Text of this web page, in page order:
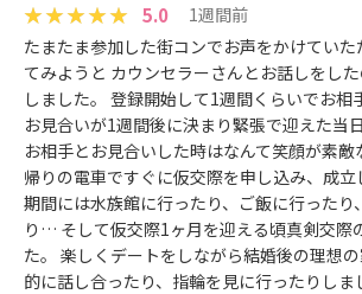
5.0
1週間前
たまたま参加した街コンでお声をかけてい
てみようと カウンセラーさんとお話しをし
しました。 登録開始して1週間くらいでお相
お見合いが1週間後に決まり緊張で迎えた当
お相手とお見合いした時はなんて笑顔が素敵
帰りの電車ですぐに仮交際を申し込み、成
期間には水族館に行ったり、ご飯に行ったり
り… そして仮交際1ヶ月を迎える頃真剣交際
た。 楽しくデートをしながら結婚後の理想
的に話し合ったり、指輪を見に行ったりしま